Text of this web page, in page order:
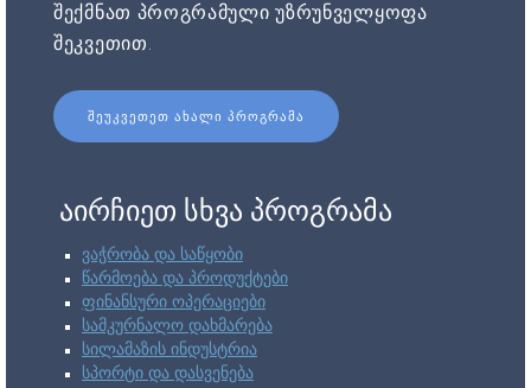
შექმნათ პროგრამული უზრუნველყოფა
შეკვეთით.
ᲨᲔᲣᲙᲕᲔᲗᲔᲗ ᲐᲮᲐᲚᲘ ᲞᲠᲝᲒᲠᲐᲛᲐ
აირჩიეთ სხვა პროგრამა
ვაჭრობა და საწყობი
წარმოება და პროდუქტები
ფინანსური ოპერაციები
სამკურნალო დახმარება
სილამაზის ინდუსტრია
სპორტი და დასვენება